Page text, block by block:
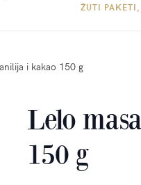
ŽUTI
i kakao 150 g
Lelo
150 g